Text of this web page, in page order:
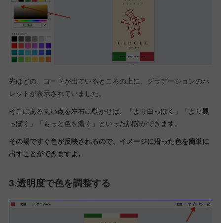
先ほどの、コードが出ているところの上に、グラデーションのパ
レットが表示されていました。
そこにある丸い点を左右に動かせば、「より白っぽく」「より黒
っぽく」「もっと色を濃く」といった調節ができます。
その場ですぐ色が反映されるので、イメージに沿った色を簡単に
出すことができますよ。
3.透明度で色を調整する